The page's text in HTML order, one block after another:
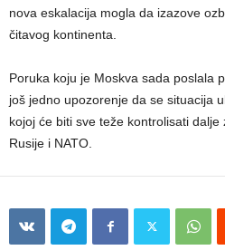
nova eskalacija mogla da izazove
čitavog kontinenta.
Poruka koju je Moskva sada poslala
još jedno upozorenje da se situacija
kojoj će biti sve teže kontrolisati
Rusije i NATO.